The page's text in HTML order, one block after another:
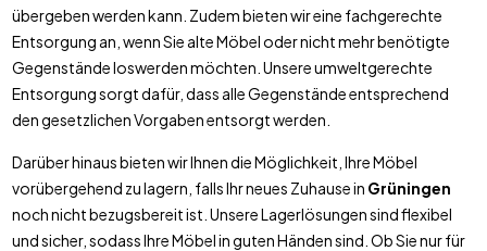
übergeben werden kann. Zudem bieten wir eine fachgerechte
Entsorgung an, wenn Sie alte Möbel oder nicht mehr benötigte
Gegenstände loswerden möchten. Unsere umweltgerechte
Entsorgung sorgt dafür, dass alle Gegenstände entsprechend
den gesetzlichen Vorgaben entsorgt werden.
Darüber hinaus bieten wir Ihnen die Möglichkeit, Ihre Möbel
vorübergehend zu lagern, falls Ihr neues Zuhause in Grüningen
noch nicht bezugsbereit ist. Unsere Lagerlösungen sind flexibel
und sicher, sodass Ihre Möbel in guten Händen sind. Ob Sie nur für